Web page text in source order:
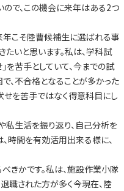
で、この機会に来年はある2つ
こそ陸曹候補生に選ばれる事
たいと思います。私は、学科試
苦手としていて、今までの試
、不合格となることが多かった
せを苦手ではなく得意科目にし
私生活を振り返り、自己分析を
時間を有効活用出来る様に、
きかです。私は、施設作業小隊
職された方が多く今現在、陸